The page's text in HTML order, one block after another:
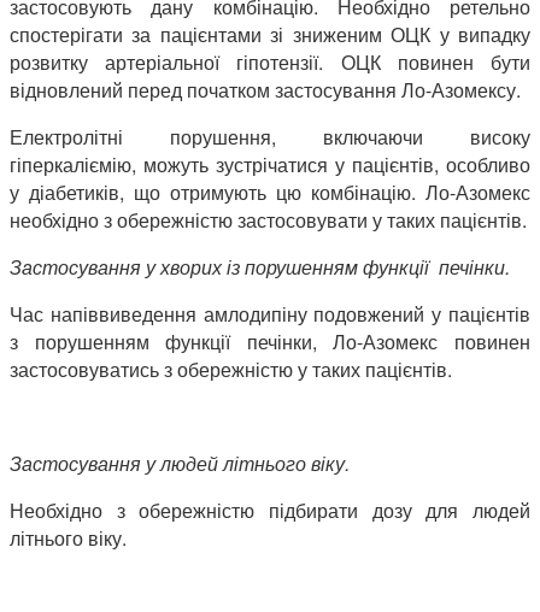
застосовують дану комбінацію. Необхідно ретельно
спостерігати за пацієнтами зі зниженим ОЦК у випадку
розвитку артеріальної гіпотензії. ОЦК повинен бути
відновлений перед початком застосування Ло-Азомексу.
Електролітні порушення, включаючи високу
гіперкаліємію, можуть зустрічатися у пацієнтів, особливо
у діабетиків, що отримують цю комбінацію. Ло-Азомекс
необхідно з обережністю застосовувати у таких пацієнтів.
Застосування у хворих із порушенням функції печінки.
Час напіввиведення амлодипіну подовжений у пацієнтів
з порушенням функції печінки, Ло-Азомекс повинен
застосовуватись з обережністю у таких пацієнтів.
Застосування у людей літнього віку.
Необхідно з обережністю підбирати дозу для людей
літнього віку.